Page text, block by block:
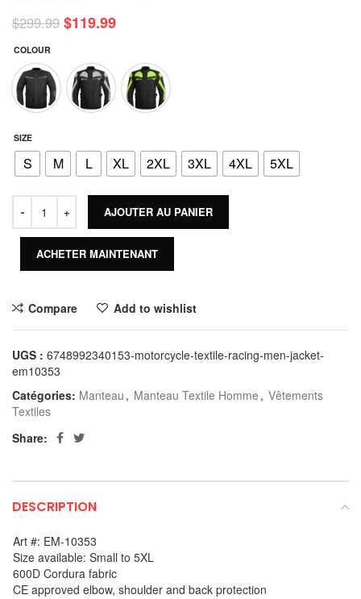
$299.99 $119.99
COLOUR
SIZE
S M L XL 2XL 3XL 4XL 5XL
AJOUTER AU PANIER
ACHETER MAINTENANT
Compare Add to wishlist
UGS : 6748992340153-motorcycle-textile-racing-men-jacket-
em10353
Catégories: Manteau , Manteau Textile Homme , Vêtements
Textiles
Share:
DESCRIPTION
Art #: EM-10353
Size available: Small to 5XL
600D Cordura fabric
CE approved elbow, shoulder and back protection